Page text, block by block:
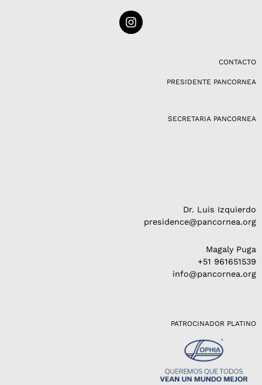
I
n
CONTACTO
PRESIDENTE PANCORNEA
SECRETARIA PANCORNEA
Dr. Luis Izquierdo
presidence@pancornea.org
Magaly Puga
+51 961651539
info@pancornea.org
PATROCINADOR PLATINO